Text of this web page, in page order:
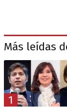
Más leídas
1